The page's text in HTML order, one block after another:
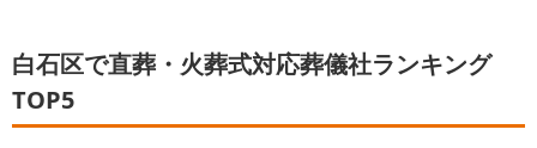
白石区で直葬・火葬式対応葬儀社ランキング
TOP5